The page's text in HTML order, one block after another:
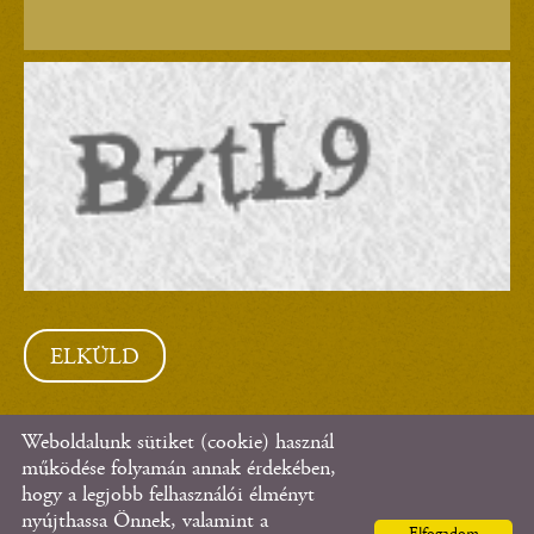
© 2026 - Dömötör Bútor Kft.
Oldal információklAdatkezelési tájékoztatól
Weboldalunk sütiket (cookie) használ
működése folyamán annak érdekében,
hogy a legjobb felhasználói élményt
nyújthassa Önnek, valamint a